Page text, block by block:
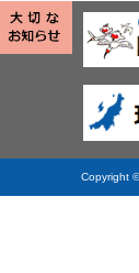
Copyright